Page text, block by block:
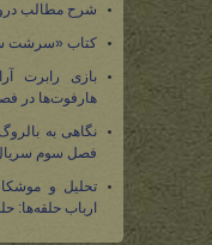
شرح مطالب
کتاب «سرشت
بازی رابرت
هارفوت‌ها در
نگاهی به
فصل سوم
تحلیل و
ارباب حلقه‌ها: